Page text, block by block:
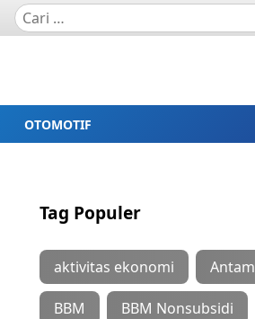
OTOMOTIF
Tag Populer
aktivitas ekonomi Antam
BBM BBM Nonsubsidi